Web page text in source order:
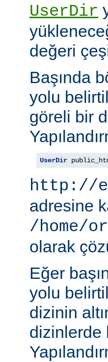
UserDir
değeri
Başında
yolu
göreli bir
UserDir
http://
adresine
/home/
olarak
Eğer
yolu
dizinin
dizinlerde